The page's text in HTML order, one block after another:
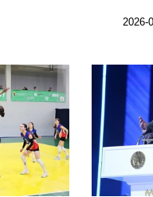
2026-